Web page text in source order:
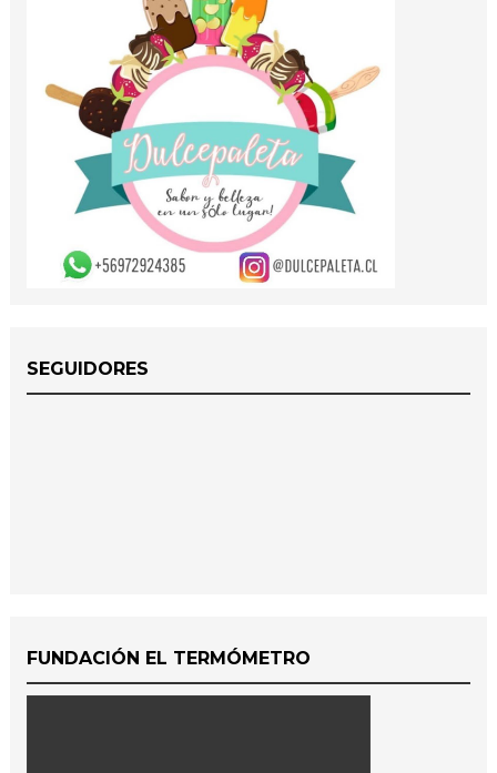
SEGUIDORES
FUNDACIÓN EL TERMÓMETRO